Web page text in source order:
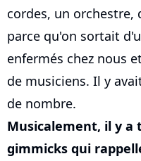
cordes, un orchestre,
parce qu'on sortait
enfermés chez nous
de musiciens. Il y
de nombre.
Musicalement, il y a
gimmicks qui